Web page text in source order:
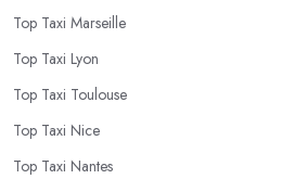
Top Taxi Marseille
Top Taxi Lyon
Top Taxi Toulouse
Top Taxi Nice
Top Taxi Nantes